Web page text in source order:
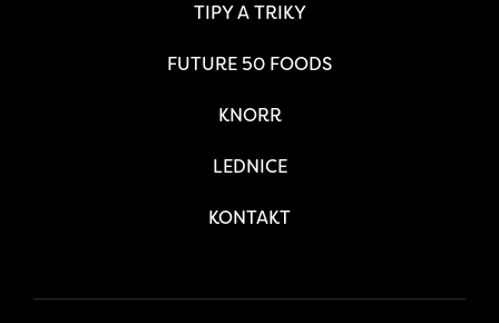
TIPY A TRIKY
FUTURE 50 FOODS
KNORR
LEDNICE
KONTAKT